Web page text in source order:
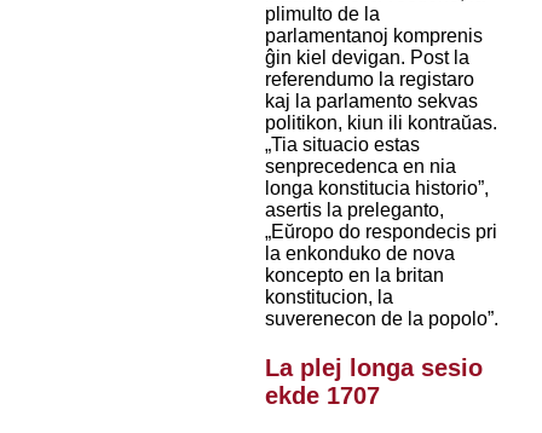
plimulto de la
parlamentanoj komprenis
ĝin kiel devigan. Post la
referendumo la registaro
kaj la parlamento sekvas
politikon, kiun ili kontraŭas.
„Tia situacio estas
senprecedenca en nia
longa konstitucia historio”,
asertis la preleganto,
„Eŭropo do respondecis pri
la enkonduko de nova
koncepto en la britan
konstitucion, la
suverenecon de la popolo”.
La plej longa sesio
ekde 1707